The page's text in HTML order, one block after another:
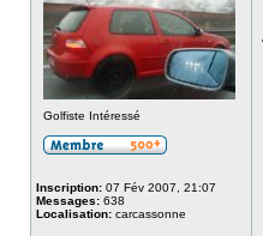
Golfiste Intéressé
Inscription: 07 Fév 2007, 21:07
Messages: 638
Localisation: carcassonne